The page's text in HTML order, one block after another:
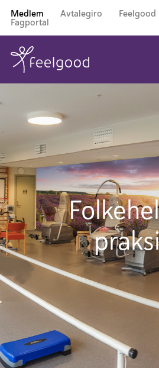
Medlem Avtalegiro Feelgood
Fagportal